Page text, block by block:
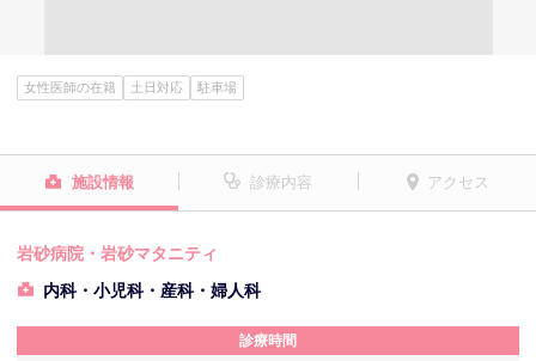
女性医師の在籍 土日対応 駐車場
施設情報 診療内容 アクセス
岩砂病院・岩砂マタニティ
内科・小児科・産科・婦人科
診療時間